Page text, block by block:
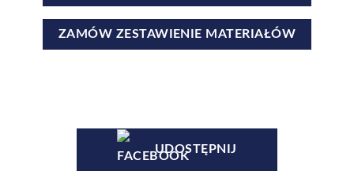
ZAMÓW ZESTAWIENIE MATERIAŁÓW
UDOSTĘPNIJ